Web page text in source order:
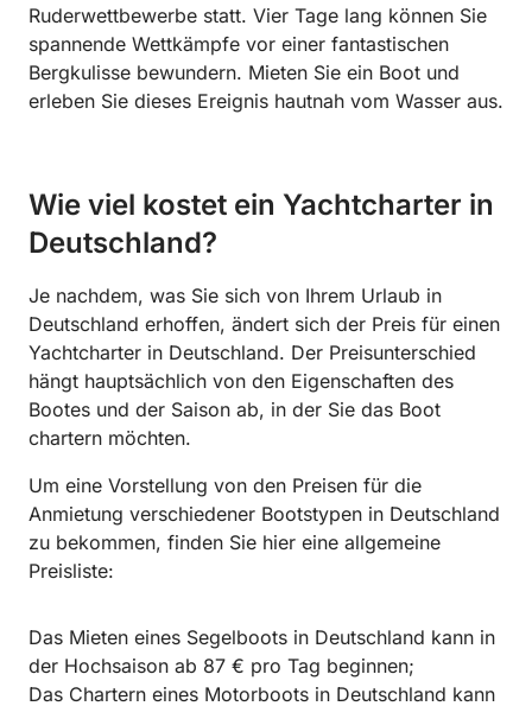
Ruderwettbewerbe statt. Vier Tage lang können Sie
spannende Wettkämpfe vor einer fantastischen
Bergkulisse bewundern. Mieten Sie ein Boot und
erleben Sie dieses Ereignis hautnah vom Wasser aus.
Wie viel kostet ein Yachtcharter in
Deutschland?
Je nachdem, was Sie sich von Ihrem Urlaub in
Deutschland erhoffen, ändert sich der Preis für einen
Yachtcharter in Deutschland. Der Preisunterschied
hängt hauptsächlich von den Eigenschaften des
Bootes und der Saison ab, in der Sie das Boot
chartern möchten.
Um eine Vorstellung von den Preisen für die
Anmietung verschiedener Bootstypen in Deutschland
zu bekommen, finden Sie hier eine allgemeine
Preisliste:
Das Mieten eines Segelboots in Deutschland kann in
der Hochsaison ab 87 € pro Tag beginnen;
Das Chartern eines Motorboots in Deutschland kann